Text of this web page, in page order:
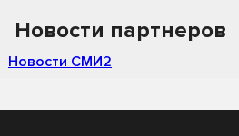
Новости партнеров
Новости СМИ2